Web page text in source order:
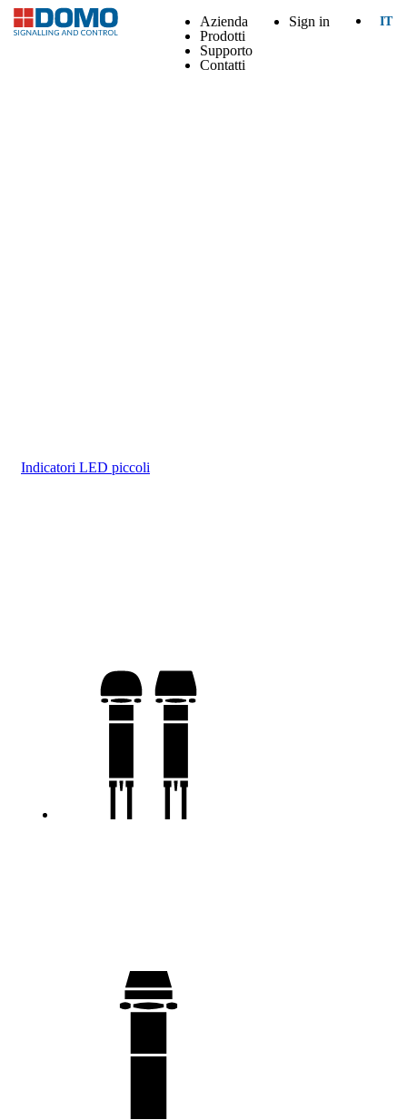
Azienda
Prodotti
Supporto
Contatti
Sign in IT
Indicatori LED piccoli